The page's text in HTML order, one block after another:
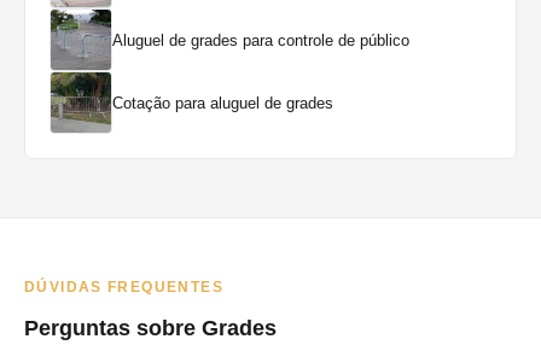
Aluguel de grades para controle de público
Cotação para aluguel de grades
DÚVIDAS FREQUENTES
Perguntas sobre Grades